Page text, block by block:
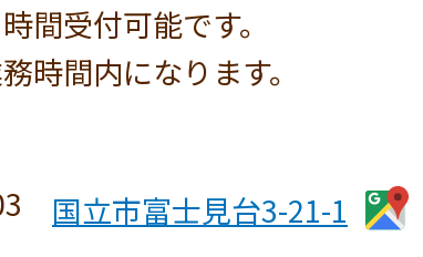
間受付可能です。
時間内になります。
国立市富士見台3-21-1